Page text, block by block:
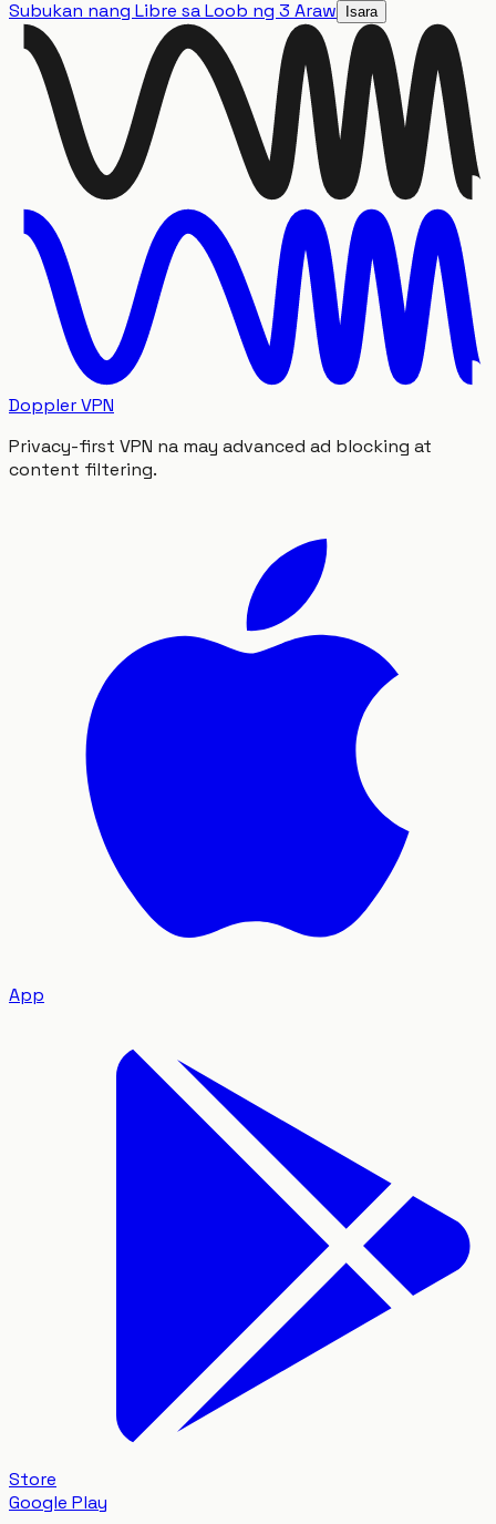
Subukan nang Libre sa Loob ng 3 Araw Isara
Doppler VPN
Privacy-first VPN na may advanced ad blocking at
content filtering.
App
Store
Google Play